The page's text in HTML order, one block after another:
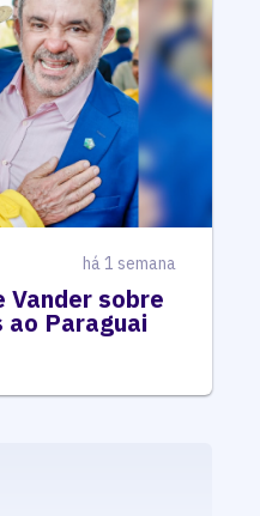
há 1 semana
sobre
Paraguai